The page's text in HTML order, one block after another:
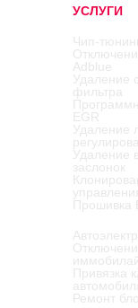
УСЛУГИ
Чип-тюнинг
Adblue
Удаление
фильтра
EGR
Удаление
Удаление
заслонок
управления
Прошивка
Привязка
автомобиля
Ремонт